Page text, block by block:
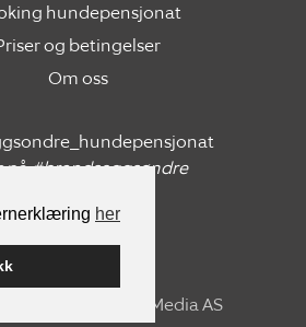
her
hundepensjonat
og betingelser
Om oss
på#brandseggsøndre
Smart Media AS